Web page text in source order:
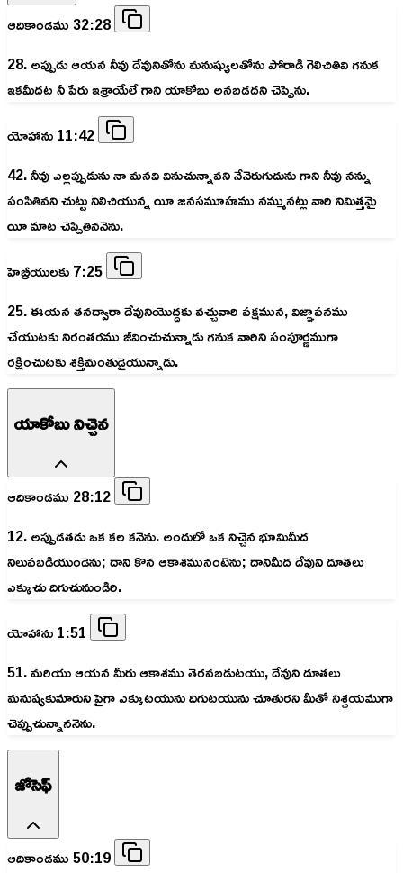
ఆదికాండము 32:28
28. అప్పుడు ఆయన నీవు దేవునితోను మనుష్యులతోను పోరాడి గెలిచితివి గనుక
ఇకమీదట నీ పేరు ఇశ్రాయేలే గాని యాకోబు అనబడదని చెప్పెను.
యోహాను 11:42
42. నీవు ఎల్లప్పుడును నా మనవి వినుచున్నావని నేనెరుగుదును గాని నీవు నన్ను
పంపితివని చుట్టు నిలిచియున్న యీ జనసమూహము నమ్మునట్లు వారి నిమిత్తమై
యీ మాట చెప్పితిననెను.
హెబ్రీయులకు 7:25
25. ఈయన తనద్వారా దేవునియొద్దకు వచ్చువారి పక్షమున, విజ్ఞాపనము
చేయుటకు నిరంతరము జీవించుచున్నాడు గనుక వారిని సంపూర్ణముగా
రక్షించుటకు శక్తిమంతుడైయున్నాడు.
యాకోబు నిచ్చెన
ఆదికాండము 28:12
12. అప్పుడతడు ఒక కల కనెను. అందులో ఒక నిచ్చెన భూమిమీద
నిలుపబడియుండెను; దాని కొన ఆకాశమునంటెను; దానిమీద దేవుని దూతలు
ఎక్కుచు దిగుచునుండిరి.
యోహాను 1:51
51. మరియు ఆయన మీరు ఆకాశము తెరవబడుటయు, దేవుని దూతలు
మనుష్యకుమారుని పైగా ఎక్కుటయును దిగుటయును చూతురని మీతో నిశ్చయముగా
చెప్పుచున్నాననెను.
జోసెఫ్
ఆదికాండము 50:19